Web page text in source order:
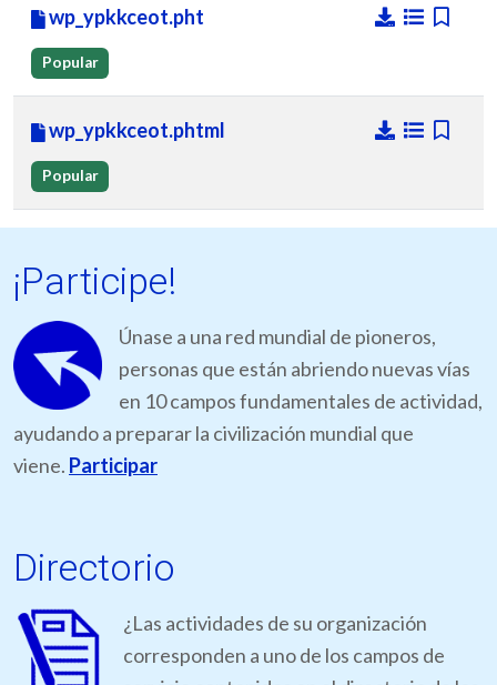
wp_ypkkceot.pht
Popular
wp_ypkkceot.phtml
Popular
¡Participe!
Únase a una red mundial de pioneros,
personas que están abriendo nuevas vías
en 10 campos fundamentales de actividad,
ayudando a preparar la civilización mundial que
viene. Participar
Directorio
¿Las actividades de su organización
corresponden a uno de los campos de